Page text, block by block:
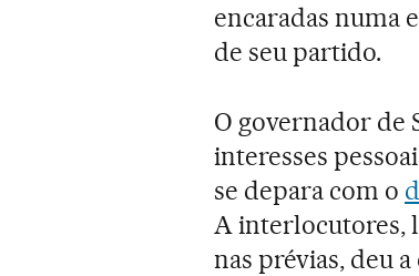
encaradas numa
de seu partido.
O governador de
interesses
se depara com o
A interlocutores,
nas prévias, deu